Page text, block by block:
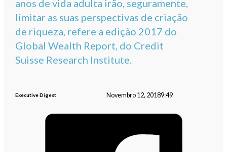
anos de vida adulta irão, seguramente,
limitar as suas perspectivas de criação
de riqueza, refere a edição 2017 do
Global Wealth Report, do Credit
Suisse Research Institute.
Executive Digest Novembro 12, 20189:49